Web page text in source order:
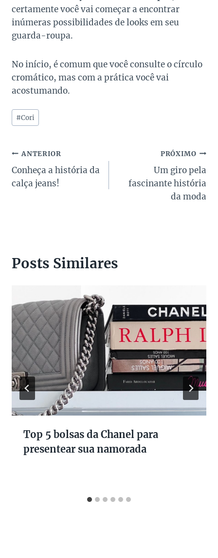
certamente você vai começar a encontrar
inúmeras possibilidades de looks em seu
guarda-roupa.
No início, é comum que você consulte o círculo
cromático, mas com a prática você vai
acostumando.
Tags
do
#Cori
Navegação
de
ANTERIOR
Conheça a história da
calça jeans!
PRÓXIMO
Um giro pela
fascinante história
da moda
Posts Similares
Top 5 bolsas da Chanel para
presentear sua namorada